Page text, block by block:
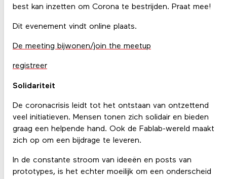
best kan inzetten om Corona te bestrijden. Praat mee!
Dit evenement vindt online plaats.
De meeting bijwonen/join the meetup
registreer
Solidariteit
De coronacrisis leidt tot het ontstaan van ontzettend
veel initiatieven. Mensen tonen zich solidair en bieden
graag een helpende hand. Ook de Fablab-wereld maakt
zich op om een bijdrage te leveren.
In de constante stroom van ideeën en posts van
prototypes, is het echter moeilijk om een onderscheid